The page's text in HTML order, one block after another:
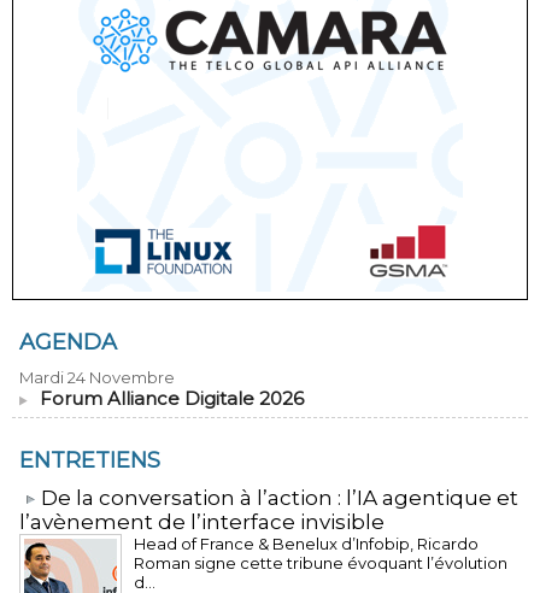
AGENDA
Mardi 24 Novembre
Forum Alliance Digitale 2026
ENTRETIENS
​De la conversation à l’action : l’IA agentique et
l’avènement de l’interface invisible
Head of France & Benelux d’Infobip, Ricardo
Roman signe cette tribune évoquant l’évolution
d...